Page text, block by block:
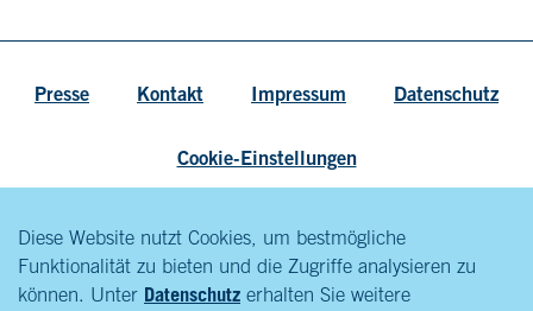
Diese Website nutzt Cookies, um bestmögliche
Funktionalität zu bieten und die Zugriffe analysieren zu
können. Unter Datenschutz erhalten Sie weitere
Presse Kontakt Impressum Datenschutz
Cookie-Einstellungen